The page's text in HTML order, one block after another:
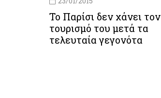
Το Παρίσι δεν χάνει τον
τουρισμό του μετά τα
τελευταία γεγονότα